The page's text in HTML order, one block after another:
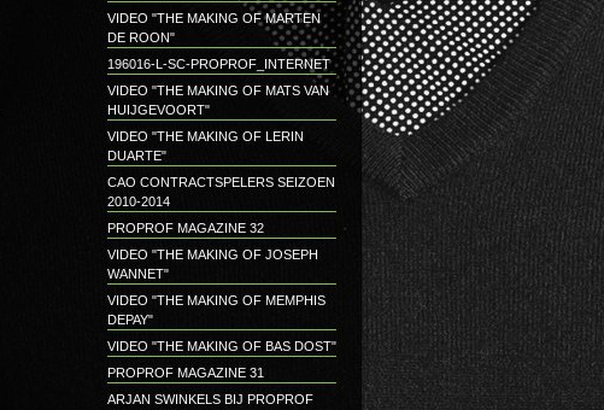
VIDEO "THE MAKING OF MARTEN
DE ROON"
196016-L-SC-PROPROF_INTERNET
VIDEO "THE MAKING OF MATS VAN
HUIJGEVOORT"
VIDEO "THE MAKING OF LERIN
DUARTE"
CAO CONTRACTSPELERS SEIZOEN
2010-2014
PROPROF MAGAZINE 32
VIDEO "THE MAKING OF JOSEPH
WANNET"
VIDEO "THE MAKING OF MEMPHIS
DEPAY"
VIDEO "THE MAKING OF BAS DOST"
PROPROF MAGAZINE 31
ARJAN SWINKELS BIJ PROPROF